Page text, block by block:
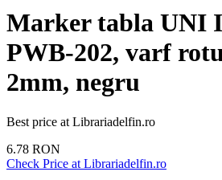
Marker tabla UNI
PWB-202, varf
2mm, negru
Best price at Librariadelfin.ro
6.78 RON
Check Price at Librariadelfin.ro